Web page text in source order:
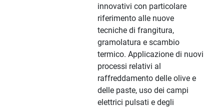
innovativi con particolare
riferimento alle nuove
tecniche di frangitura,
gramolatura e scambio
termico. Applicazione di nuovi
processi relativi al
raffreddamento delle olive e
delle paste, uso dei campi
elettrici pulsati e degli